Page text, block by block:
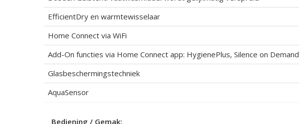
EfficientDry en warmtewisselaar
Home Connect via WiFi
Add-On functies via Home Connect app: HygienePlus, Silence on Demand
Glasbeschermingstechniek
AquaSensor
Bediening / Gemak: